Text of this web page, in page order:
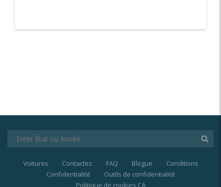
Voitures Contactez FAQ Blogue
Conditions
Confidentialité
Outils de confidentialité
Politique de cookies CA